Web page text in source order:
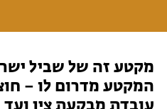
מקטע זה של שביל
המקטע מדרום לו –
עובדת מבקעת צין